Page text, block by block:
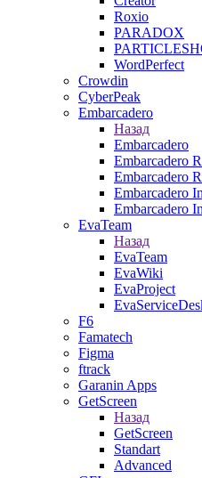
Roxio
PARADOX
WordPerfect
Crowdin
CyberPeak
Embarcadero
Назад
Embarcadero
Embarcadero
Embarcadero
Embarcadero
Embarcadero
EvaTeam
Назад
EvaTeam
EvaWiki
EvaProject
F6
Famatech
Figma
ftrack
Garanin Apps
GetScreen
Назад
GetScreen
Standart
Advanced